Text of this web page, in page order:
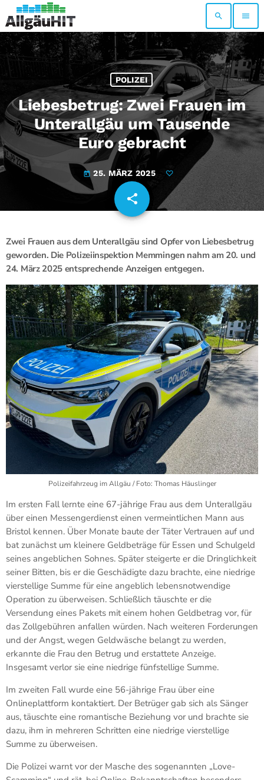
search menu
POLIZEI
Liebesbetrug: Zwei Frauen im
Unterallgäu um Tausende
Euro gebracht
today 25. MÄRZ 2025
share
email
Zwei Frauen aus dem Unterallgäu sind Opfer von Liebesbetrug
geworden. Die Polizeiinspektion Memmingen nahm am 20. und
24. März 2025 entsprechende Anzeigen entgegen.
Polizeifahrzeug im Allgäu / Foto: Thomas Häuslinger
Im ersten Fall lernte eine 67-jährige Frau aus dem Unterallgäu
über einen Messengerdienst einen vermeintlichen Mann aus
Bristol kennen. Über Monate baute der Täter Vertrauen auf und
bat zunächst um kleinere Geldbeträge für Essen und Schulgeld
seines angeblichen Sohnes. Später steigerte er die Dringlichkeit
seiner Bitten, bis er die Geschädigte dazu brachte, eine niedrige
vierstellige Summe für eine angeblich lebensnotwendige
Operation zu überweisen. Schließlich täuschte er die
Versendung eines Pakets mit einem hohen Geldbetrag vor, für
das Zollgebühren anfallen würden. Nach weiteren Forderungen
und der Angst, wegen Geldwäsche belangt zu werden,
erkannte die Frau den Betrug und erstattete Anzeige.
Insgesamt verlor sie eine niedrige fünfstellige Summe.
Im zweiten Fall wurde eine 56-jährige Frau über eine
Onlineplattform kontaktiert. Der Betrüger gab sich als Sänger
aus, täuschte eine romantische Beziehung vor und brachte sie
dazu, ihm in mehreren Schritten eine niedrige vierstellige
Summe zu überweisen.
Die Polizei warnt vor der Masche des sogenannten „Love-